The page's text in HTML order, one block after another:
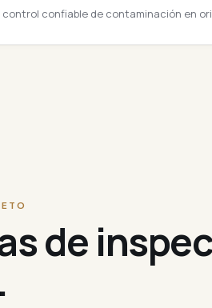
confiable de contaminación en
de